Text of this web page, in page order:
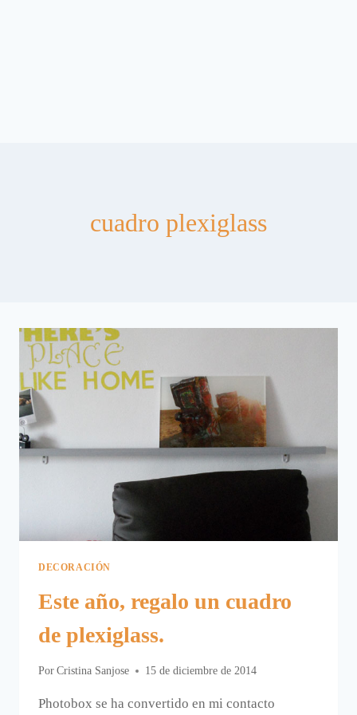
cuadro plexiglass
DECORACIÓN
Este año, regalo un cuadro
de plexiglass.
Por Cristina Sanjose 15 de diciembre de 2014
Photobox se ha convertido en mi contacto